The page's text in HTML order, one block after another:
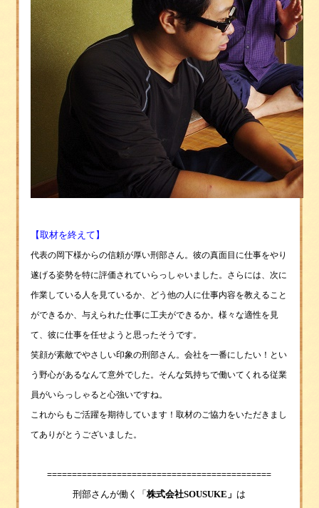
【取材を終えて】
代表の岡下様からの信頼が厚い刑部さん。彼の真面目に仕事をやり
遂げる姿勢を特に評価されていらっしゃいました。さらには、次に
作業している人を見ているか、どう他の人に仕事内容を教えること
ができるか、与えられた仕事に工夫ができるか。様々な適性を見
て、彼に仕事を任せようと思ったそうです。
笑顔が素敵でやさしい印象の刑部さん。会社を一番にしたい！とい
う野心があるなんて意外でした。そんな気持ちで働いてくれる従業
員がいらっしゃると心強いですね。
これからもご活躍を期待しています！ 取材のご協力をいただきまし
てありがとうございました。
=============================================
刑部さんが働く「株式会社SOUSUKE」 は